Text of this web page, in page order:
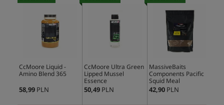
CcMoore Liquid -
Amino Blend 365
58,99 PLN
CcMoore Ultra Green
Lipped Mussel
Essence
50,49 PLN
MassiveBaits
Components Pacific
Squid Meal
42,90 PLN